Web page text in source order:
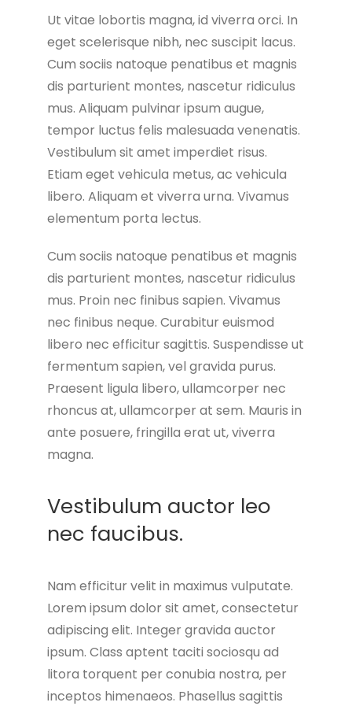
Ut vitae lobortis magna, id viverra orci. In
eget scelerisque nibh, nec suscipit lacus.
Cum sociis natoque penatibus et magnis
dis parturient montes, nascetur ridiculus
mus. Aliquam pulvinar ipsum augue,
tempor luctus felis malesuada venenatis.
Vestibulum sit amet imperdiet risus.
Etiam eget vehicula metus, ac vehicula
libero. Aliquam et viverra urna. Vivamus
elementum porta lectus.
Cum sociis natoque penatibus et magnis
dis parturient montes, nascetur ridiculus
mus. Proin nec finibus sapien. Vivamus
nec finibus neque. Curabitur euismod
libero nec efficitur sagittis. Suspendisse ut
fermentum sapien, vel gravida purus.
Praesent ligula libero, ullamcorper nec
rhoncus at, ullamcorper at sem. Mauris in
ante posuere, fringilla erat ut, viverra
magna.
Vestibulum auctor leo
nec faucibus.
Nam efficitur velit in maximus vulputate.
Lorem ipsum dolor sit amet, consectetur
adipiscing elit. Integer gravida auctor
ipsum. Class aptent taciti sociosqu ad
litora torquent per conubia nostra, per
inceptos himenaeos. Phasellus sagittis